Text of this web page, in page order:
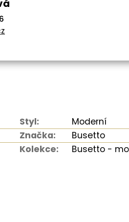
Styl: Moderní
Značka:
Busetto
Kolekce:
Busetto -